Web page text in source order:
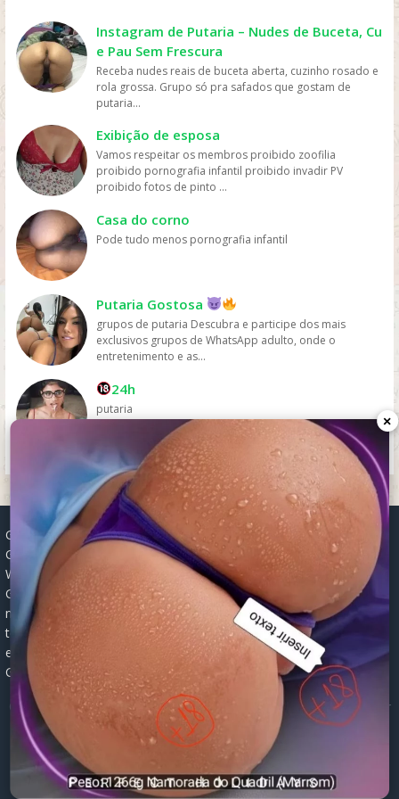
cinema ou comprar DVDs, tornando mais fácil para as
pessoas assistirem filmes sem gastar muito dinheiro.
Personalização: os serviços de streaming geralmente
oferecem recomendações personalizadas com base
nos gostos dos usuários, permitindo que eles
descubram novos filmes e programas que possam
filmes online. Em resumo, os filmes são mais assistidos
online devido à sua conveniência, variedade, acesso
fácil, preços acessíveis e personalização, oferecidos
pelas plataformas de streaming.
Instagram de Putaria – Nudes de Buceta, Cu
e Pau Sem Frescura
Receba nudes reais de buceta aberta, cuzinho rosado e
rola grossa. Grupo só pra safados que gostam de
putaria...
Exibição de esposa
Vamos respeitar os membros proibido zoofilia
proibido pornografia infantil proibido invadir PV
proibido fotos de pinto ...
Casa do corno
Pode tudo menos pornografia infantil
Putaria Gostosa
grupos de putaria Descubra e participe dos mais
exclusivos grupos de WhatsApp adulto, onde o
entretenimento e as...
24h
putaria
Grupos WhatsApp, Links de grupos, Entrar grupos WhatsApp,
Grupos de compra e venda, Links WhatsApp atualizados, Grupos
WhatsApp 2025, Links para grupos, Participar grupos WhatsApp,
Grupos ativos WhatsApp, Links gratuitos, Grupos WhatsApp
negócios, Links grupos Brasil, Grupos WhatsApp regionais, Grupos
temáticos WhatsApp, Links públicos WhatsApp, Grupos WhatsApp
empregos, Links grupos classificados, Divulgar grupos WhatsApp,
Grupos WhatsApp descontos, Grupos WhatsApp ofertas.
© 2026 -
Grupos de WhatsApp 2026: Links Atualizados para Entrar
nos Melhores Grupos
| Robots.txt
×